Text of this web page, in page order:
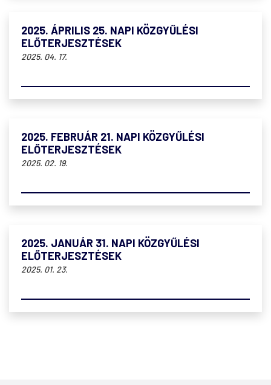
2025. ÁPRILIS 25. NAPI KÖZGYŰLÉSI
ELŐTERJESZTÉSEK
2025. 04. 17.
2025. FEBRUÁR 21. NAPI KÖZGYŰLÉSI
ELŐTERJESZTÉSEK
2025. 02. 19.
2025. JANUÁR 31. NAPI KÖZGYŰLÉSI
ELŐTERJESZTÉSEK
2025. 01. 23.